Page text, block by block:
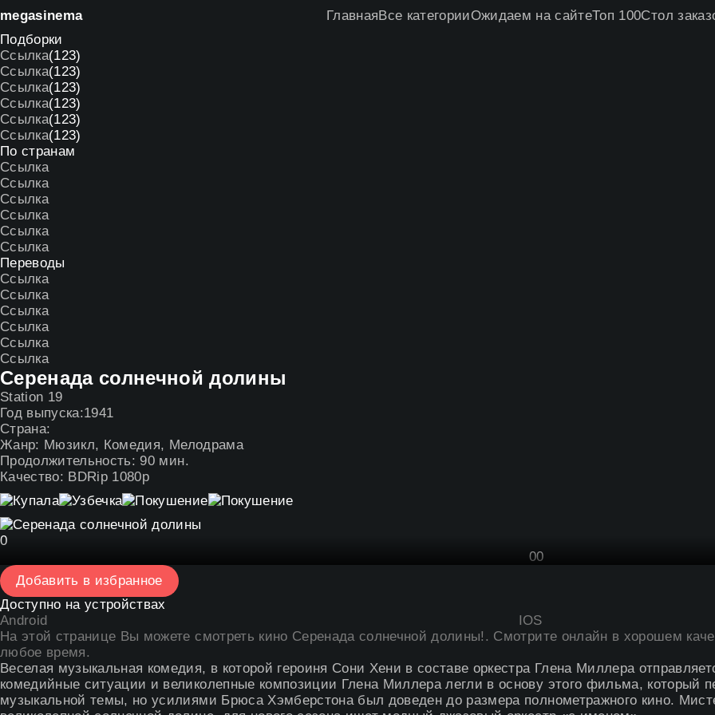
megasinema ГлавнаяВсе категорииОжидаем на сайтеТоп 100Стол
Подборки
Ссылка(123)
Ссылка(123)
Ссылка(123)
Ссылка(123)
Ссылка(123)
Ссылка(123)
По странам
Ссылка
Ссылка
Ссылка
Ссылка
Ссылка
Ссылка
Переводы
Ссылка
Ссылка
Ссылка
Ссылка
Ссылка
Ссылка
Серенада солнечной долины
Station 19
Год выпуска:1941
Страна:
Жанр: Мюзикл, Комедия, Мелодрама
Продолжительность: 90 мин.
Качество: BDRip 1080p
0
00
Добавить в избранное
Доступно на устройствах
Android
IOS
На этой странице Вы можетесмотреть кино Серенада солнечной долины!. Смотрите онлайн в хорошем
любое время.
Веселая музыкальная комедия, в которой героиня Сони Хени в составе оркестра Глена Миллера
комедийные ситуации и великолепные композиции Глена Миллера легли в основу этого фильма, который
музыкальной темы, но усилиями Брюса Хэмберстона был доведен до размера полнометражного кино.